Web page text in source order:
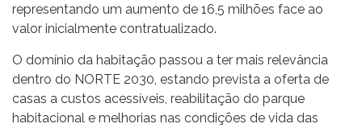
representando um aumento de 16,5 milhões face ao
valor inicialmente contratualizado.
O domínio da habitação passou a ter mais relevância
dentro do NORTE 2030, estando prevista a oferta de
casas a custos acessíveis, reabilitação do parque
habitacional e melhorias nas condições de vida das